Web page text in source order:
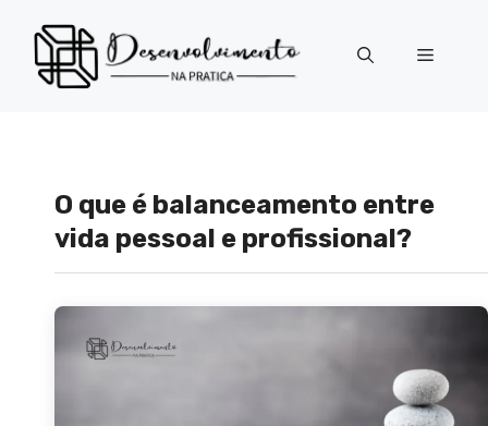
para
conteúdo
Menu
O que é balanceamento entre
vida pessoal e profissional?